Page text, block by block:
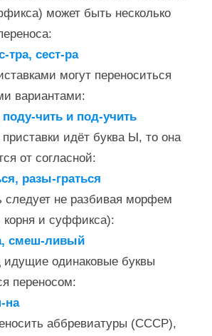
может быть несколько
тра, сест-ра
могут переноситься
вариантами:
чить и под-учить
идёт буква Ы, то она
от согласной:
разы-граться
следует не разбивая морфем
корня и суффикса):
смеш-ливый
идущие одинаковые буквы
переносом:
на
аббревиатуры (СССР),